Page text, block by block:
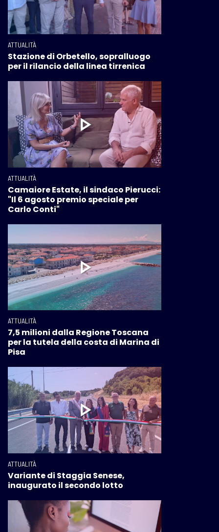
ATTUALITÀ
Stazione di Orbetello, sopralluogo
per il rilancio della linea tirrenica
ATTUALITÀ
Camaiore Estate, il sindaco Pierucci:
"Il 6 agosto premio speciale per
Carlo Conti"
ATTUALITÀ
7,5 milioni dalla Regione Toscana
per la tutela della costa di Marina di
Pisa
ATTUALITÀ
Variante di Staggia Senese,
inaugurato il secondo lotto